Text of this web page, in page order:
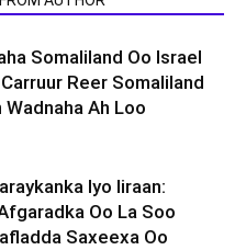
Somaliland Oo Israel
Reer Somaliland
Wadnaha Ah Loo
Iyo Iiraan:
Oo La Soo
Saxeexa Oo